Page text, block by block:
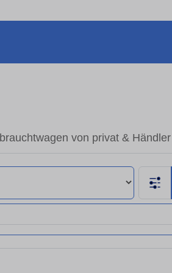
von privat & Händler